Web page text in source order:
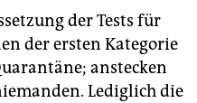
der Tests für
der ersten Kategorie
anstecken
Lediglich die